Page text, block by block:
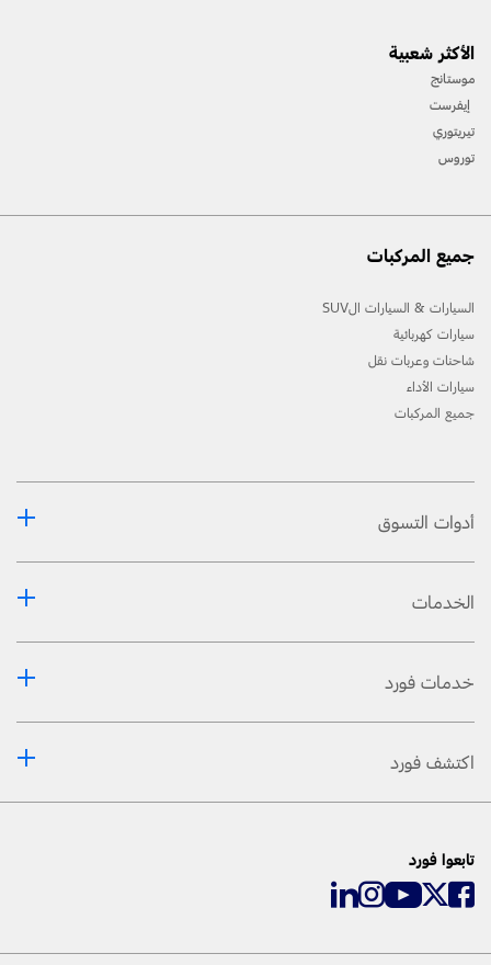
المسارات، واستخدام معدّات السّلامة المناسبة.
[2] لن تتوفّر جميع ميّزات المركبة في جميع الأسواق. اتّصل بموزّع فورد المحلّي للحصول على أحدث
الأكثر شعبية
موستانج
إيفرست
تيريتوري
توروس
جميع المركبات
السيارات & السيارات الSUV
سيارات كهربائية
شاحنات وعربات نقل
سيارات الأداء
جميع المركبات
أدوات التسوق
الخدمات
خدمات فورد
اكتشف فورد
تابعوا فورد